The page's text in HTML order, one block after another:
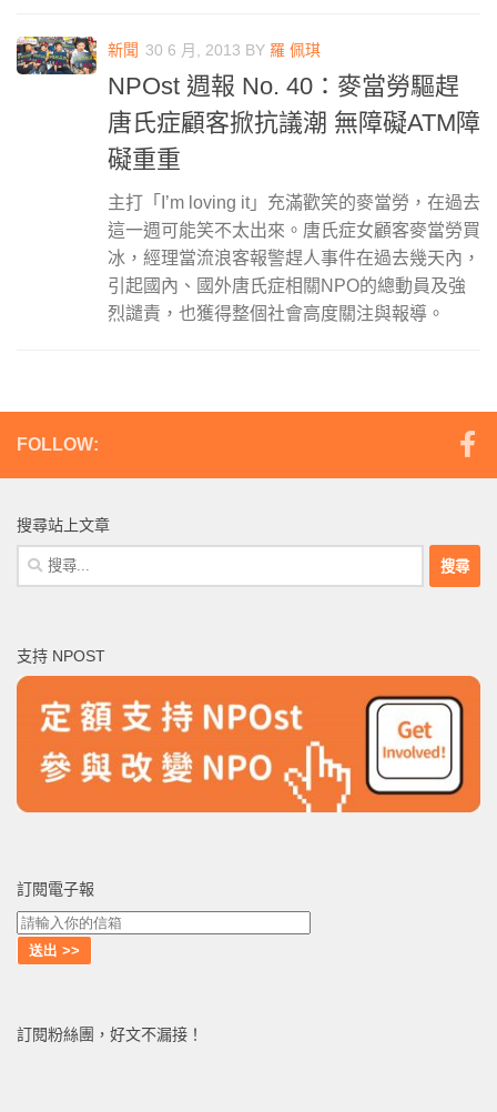
新聞 30 6 月, 2013 BY 羅 佩琪
NPOst 週報 No. 40：麥當勞驅趕
唐氏症顧客掀抗議潮 無障礙ATM障
礙重重
主打「I’m loving it」充滿歡笑的麥當勞，在過去
這一週可能笑不太出來。唐氏症女顧客麥當勞買
冰，經理當流浪客報警趕人事件在過去幾天內，
引起國內、國外唐氏症相關NPO的總動員及強
烈譴責，也獲得整個社會高度關注與報導。
FOLLOW:
搜尋站上文章
搜
尋
字:
支持 NPOST
訂閱電子報
訂閱粉絲團，好文不漏接！